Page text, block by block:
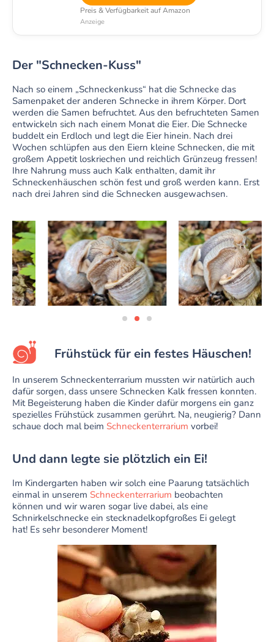
Preis & Verfügbarkeit auf Amazon
Anzeige
Der "Schnecken-Kuss"
Nach so einem „Schneckenkuss“ hat die Schnecke das
Samenpaket der anderen Schnecke in ihrem Körper. Dort
werden die Samen befruchtet. Aus den befruchteten Samen
entwickeln sich nach einem Monat die Eier. Die Schnecke
buddelt ein Erdloch und legt die Eier hinein. Nach drei
Wochen schlüpfen aus den Eiern kleine Schnecken, die mit
großem Appetit loskriechen und reichlich Grünzeug fressen!
Ihre Nahrung muss auch Kalk enthalten, damit ihr
Schneckenhäuschen schön fest und groß werden kann. Erst
nach drei Jahren sind die Schnecken ausgewachsen.
Frühstück für ein festes Häuschen!
In unserem Schneckenterrarium mussten wir natürlich auch
dafür sorgen, dass unsere Schnecken Kalk fressen konnten.
Mit Begeisterung haben die Kinder dafür morgens ein ganz
spezielles Frühstück zusammen gerührt. Na, neugierig? Dann
schaue doch mal beim Schneckenterrarium vorbei!
Und dann legte sie plötzlich ein Ei!
Im Kindergarten haben wir solch eine Paarung tatsächlich
einmal in unserem Schneckenterrarium beobachten
können und wir waren sogar live dabei, als eine
Schnirkelschnecke ein stecknadelkopfgroßes Ei gelegt
hat! Es sehr besonderer Moment!